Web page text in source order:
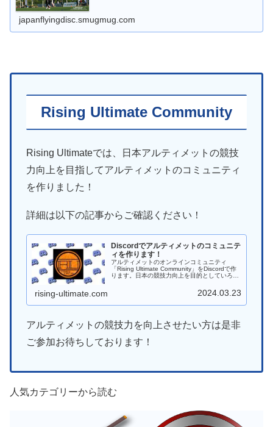
japanflyingdisc.smugmug.com
Rising Ultimate Community
Rising Ultimateでは、日本アルティメットの競技
力向上を目指してアルティメットのコミュニティ
を作りました！
詳細は以下の記事からご確認ください！
Discordでアルティメットのコミュニテ
ィを作ります！
アルティメットのオンラインコミュニティ
「Rising Ultimate Community」をDiscordで作
ります。日本の競技力向上を目的としていろん
rising-ultimate.com 2024.03.23
アルティメットの競技力を向上させたい方は是非
ご参加お待ちしております！
人気カテゴリーから読む